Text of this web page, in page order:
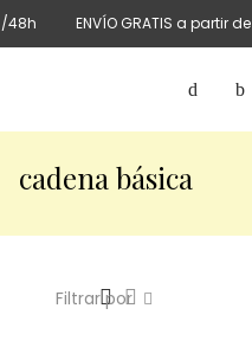
/48h ENVÍO GRATIS a partir de
cadena básica
Filtrar por